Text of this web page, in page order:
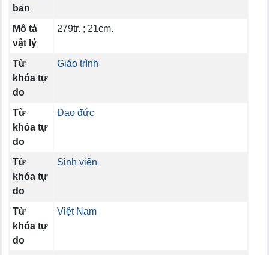
bản
Mô tả
vật lý
279tr. ; 21cm.
Từ
khóa tự
do
Giáo trình
Từ
khóa tự
do
Đạo đức
Từ
khóa tự
do
Sinh viên
Từ
khóa tự
do
Việt Nam